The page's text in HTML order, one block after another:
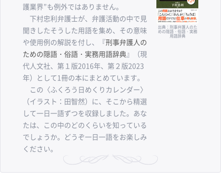
護業界”も例外ではありません。
下村忠利弁護士が、弁護活動の中で見
聞きしたそうした用語を集め、その意味
や使用例の解説を付し、『刑事弁護人の
ための隠語・俗語・実務用語辞典』（現
代人文社、第１版2016年、第２版2023
年）として1冊の本にまとめています。
この〈ふくろう日めくりカレンダー〉
（イラスト：田智然）に、そこから精選
して一日一語ずつを収録しました。あな
たは、この中のどのくらいを知っている
でしょうか。どうぞ一日一語をお楽しみ
ください。
出典：刑事弁護人のた
めの隠語・俗語・実務
用語辞典